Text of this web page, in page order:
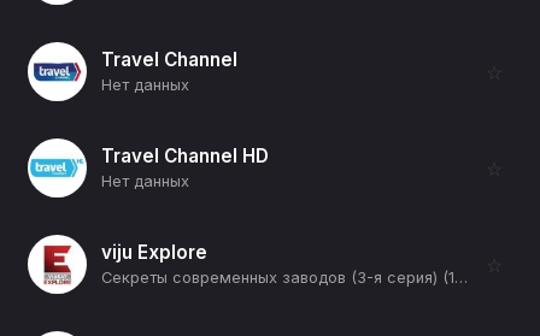
Travel Channel
Нет данных
☆
Travel Channel HD
Нет данных
☆
viju Explore
Секреты современных заводов (3-я серия) (12+)
☆